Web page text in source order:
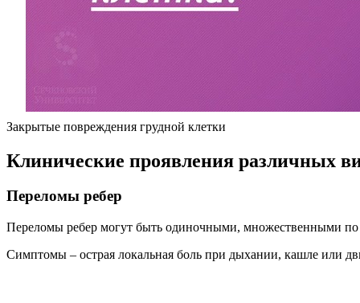
Закрытые повреждения грудной клетки
Клинические проявления различных
Переломы ребер
Переломы ребер могут быть одиночными, множественными
Симптомы – острая локальная боль при дыхании, кашле или